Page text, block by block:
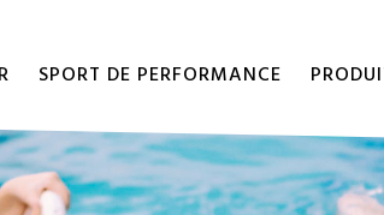
SPORT DE PERFORMANCE